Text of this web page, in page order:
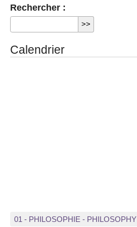
Rechercher :
Calendrier
01 - PHILOSOPHIE - PHILOSOPHY